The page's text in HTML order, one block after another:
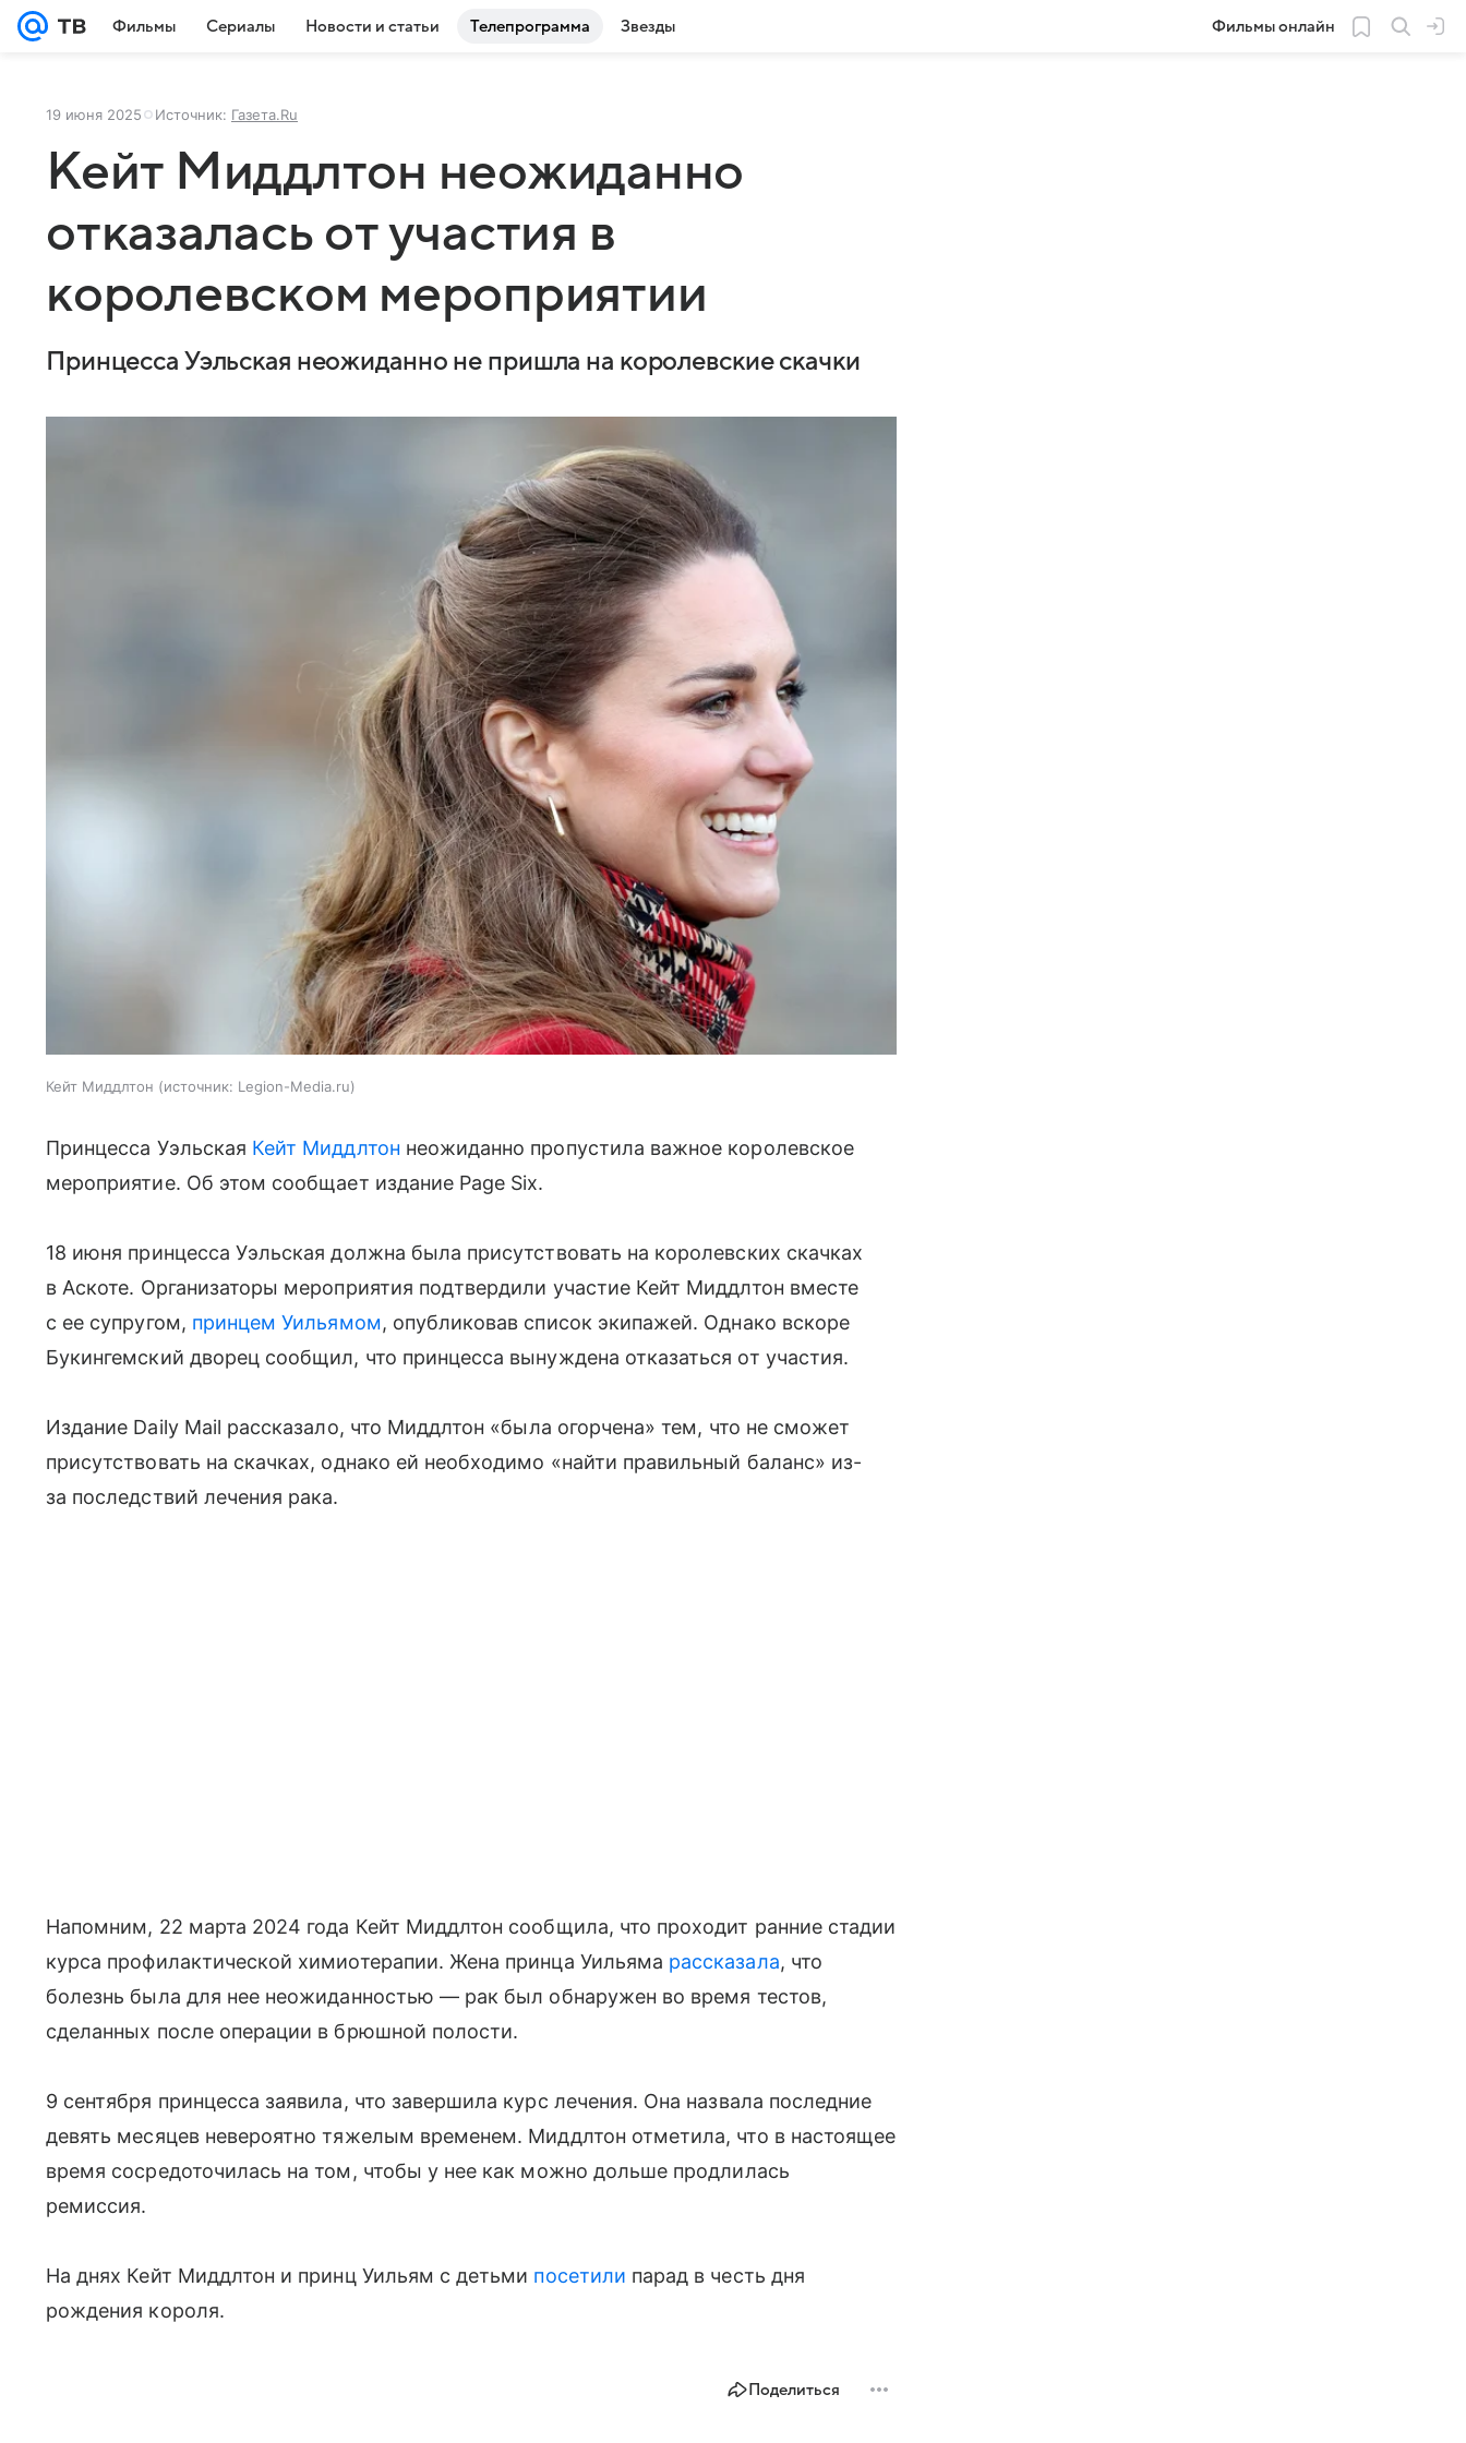
Фильмы Сериалы Новости и статьи Телепрограмма Звезды Фильмы онлайн
19 июня 2025 Источник: Газета.Ru
Кейт Миддлтон неожиданно
отказалась от участия в
королевском мероприятии
Принцесса Уэльская неожиданно не пришла на королевские скачки
Кейт Миддлтон источник: Legion-Media.ru
Принцесса Уэльская Кейт Миддлтон неожиданно пропустила важное королевское
мероприятие. Об этом сообщает издание Page Six.
18 июня принцесса Уэльская должна была присутствовать на королевских скачках
в Аскоте. Организаторы мероприятия подтвердили участие Кейт Миддлтон вместе
с ее супругом, принцем Уильямом, опубликовав список экипажей. Однако вскоре
Букингемский дворец сообщил, что принцесса вынуждена отказаться от участия.
Издание Daily Mail рассказало, что Миддлтон «была огорчена» тем, что не сможет
присутствовать на скачках, однако ей необходимо «найти правильный баланс» из-
за последствий лечения рака.
Напомним, 22 марта 2024 года Кейт Миддлтон сообщила, что проходит ранние стадии
курса профилактической химиотерапии. Жена принца Уильяма рассказала, что
болезнь была для нее неожиданностью — рак был обнаружен во время тестов,
сделанных после операции в брюшной полости.
9 сентября принцесса заявила, что завершила курс лечения. Она назвала последние
девять месяцев невероятно тяжелым временем. Миддлтон отметила, что в настоящее
время сосредоточилась на том, чтобы у нее как можно дольше продлилась
ремиссия.
На днях Кейт Миддлтон и принц Уильям с детьми посетили парад в честь дня
рождения короля.
Поделиться